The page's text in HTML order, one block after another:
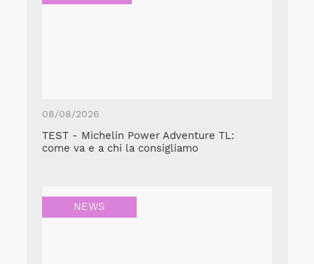
08/08/2026
TEST - Michelin Power Adventure TL:
come va e a chi la consigliamo
NEWS